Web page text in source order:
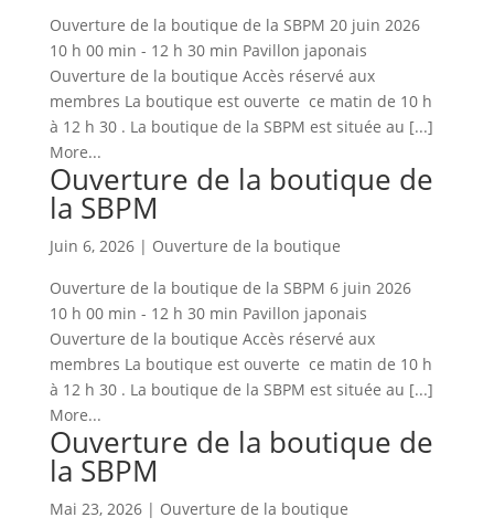
Ouverture de la boutique de la SBPM 20 juin 2026
10 h 00 min - 12 h 30 min Pavillon japonais
Ouverture de la boutique Accès réservé aux
membres La boutique est ouverte ce matin de 10 h
à 12 h 30 . La boutique de la SBPM est située au [...]
More...
Ouverture de la boutique de
la SBPM
Juin 6, 2026| Ouverture de la boutique
Ouverture de la boutique de la SBPM 6 juin 2026
10 h 00 min - 12 h 30 min Pavillon japonais
Ouverture de la boutique Accès réservé aux
membres La boutique est ouverte ce matin de 10 h
à 12 h 30 . La boutique de la SBPM est située au [...]
More...
Ouverture de la boutique de
la SBPM
Mai 23, 2026| Ouverture de la boutique